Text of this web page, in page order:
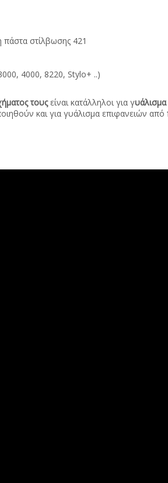
πάστα στίλβωσης 421
4000, 8220, Stylo+ ..)
τους είναι κατάλληλοι για γ
και για γυάλισμα επιφανειών από